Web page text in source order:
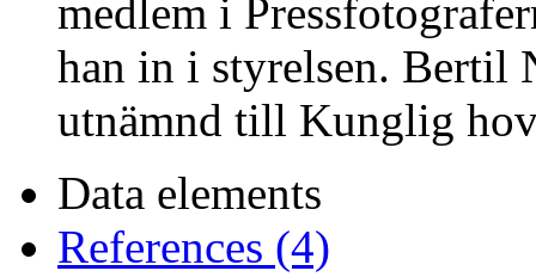
medlem i
han in i styrelsen. Bertil
utnämnd till Kunglig
Data elements
References (4)